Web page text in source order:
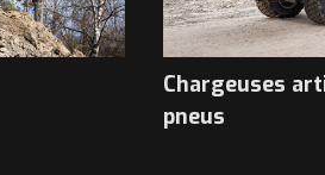
Chargeuses
pneus